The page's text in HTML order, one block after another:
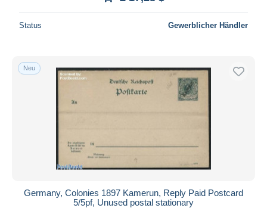
Status Gewerblicher Händler
Neu
Germany, Colonies 1897 Kamerun, Reply Paid Postcard
5/5pf, Unused postal stationary